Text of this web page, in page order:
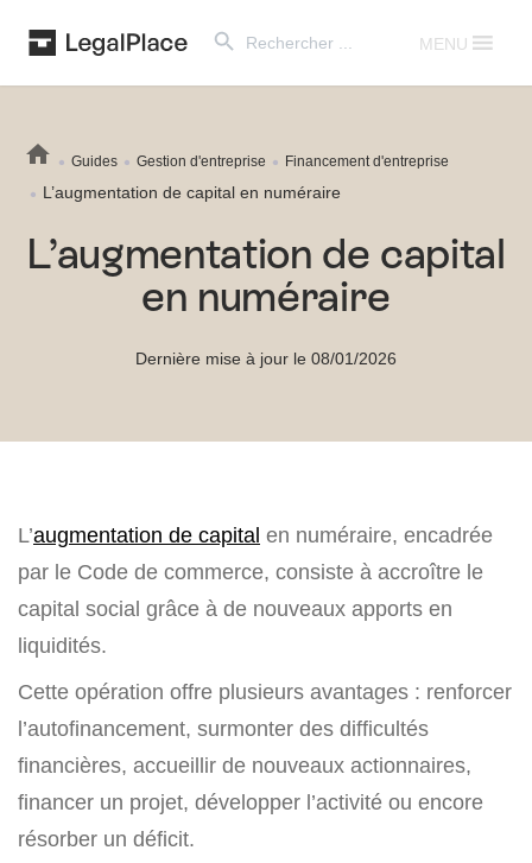
for:
MENU
Guides Gestion d'entreprise Financement d'entreprise
L’augmentation de capital en numéraire
L’augmentation de capital
en numéraire
Dernière mise à jour le 08/01/2026
L’augmentation de capital en numéraire, encadrée
par le Code de commerce, consiste à accroître le
capital social grâce à de nouveaux apports en
liquidités.
Cette opération offre plusieurs avantages : renforcer
l’autofinancement, surmonter des difficultés
financières, accueillir de nouveaux actionnaires,
financer un projet, développer l’activité ou encore
résorber un déficit.